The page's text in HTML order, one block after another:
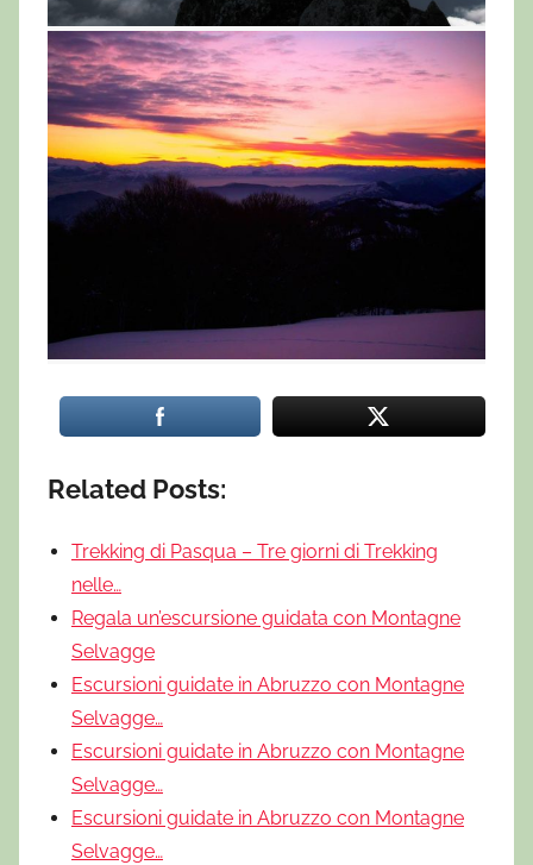
Related Posts:
Trekking di Pasqua – Tre giorni di Trekking
nelle…
Regala un’escursione guidata con Montagne
Selvagge
Escursioni guidate in Abruzzo con Montagne
Selvagge…
Escursioni guidate in Abruzzo con Montagne
Selvagge…
Escursioni guidate in Abruzzo con Montagne
Selvagge…